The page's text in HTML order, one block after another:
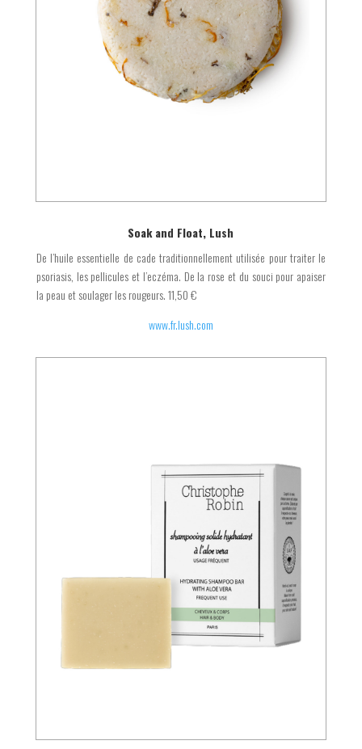
Soak and Float, Lush
De l’huile essentielle de cade traditionnellement utilisée pour traiter le
psoriasis, les pellicules et l’eczéma. De la rose et du souci pour apaiser
la peau et soulager les rougeurs. 11,50 €
www.fr.lush.com